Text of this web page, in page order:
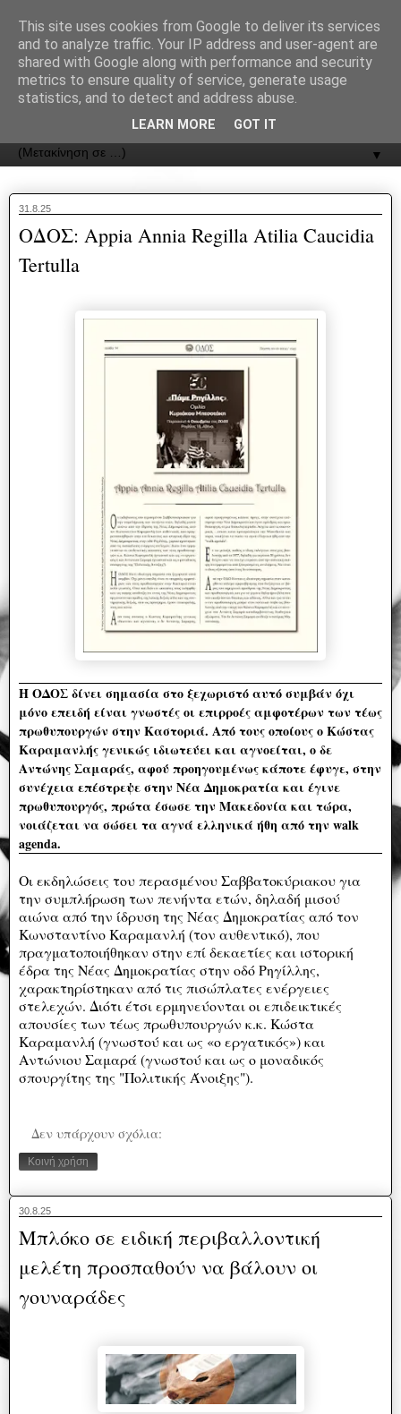
ΟΔΟΣ
▼
31.8.25
ΟΔΟΣ: Appia Annia Regilla Atilia Caucidia
Tertulla
Η ΟΔΟΣ δίνει σημασία στο ξεχωριστό αυτό συμβάν όχι
μόνο επειδή είναι γνωστές οι επιρροές αμφοτέρων των τέως
πρωθυπουργών στην Καστοριά. Από τους οποίους ο Κώστας
Καραμανλής γενικώς ιδιωτεύει και αγνοείται, ο δε
Αντώνης Σαμαράς, αφού προηγουμένως κάποτε έφυγε, στην
συνέχεια επέστρεψε στην Νέα Δημοκρατία και έγινε
πρωθυπουργός, πρώτα έσωσε την Μακεδονία και τώρα,
νοιάζεται να σώσει τα αγνά ελληνικά ήθη από την walk
agenda.
Οι εκδηλώσεις του περασμένου Σαββατοκύριακου για
την συμπλήρωση των πενήντα ετών, δηλαδή μισού
αιώνα από την ίδρυση της Νέας Δημοκρατίας από τον
Κωνσταντίνο Καραμανλή (τον αυθεντικό), που
πραγματοποιήθηκαν στην επί δεκαετίες και ιστορική
έδρα της Νέας Δημοκρατίας στην οδό Ρηγίλλης,
χαρακτηρίστηκαν από τις πισώπλατες ενέργειες
στελεχών. Διότι έτσι ερμηνεύονται οι επιδεικτικές
απουσίες των τέως πρωθυπουργών κ.κ. Κώστα
Καραμανλή (γνωστού και ως «ο εργατικός») και
Αντώνιου Σαμαρά (γνωστού και ως ο μοναδικός
σπουργίτης της "Πολιτικής Άνοιξης").
Δεν υπάρχουν σχόλια:
Κοινή χρήση
30.8.25
Μπλόκο σε ειδική περιβαλλοντική
μελέτη προσπαθούν να βάλουν οι
γουναράδες
This site uses cookies from Google to deliver its services
and to analyze traffic. Your IP address and user-agent are
shared with Google along with performance and security
metrics to ensure quality of service, generate usage
statistics, and to detect and address abuse.
LEARN MORE GOT IT